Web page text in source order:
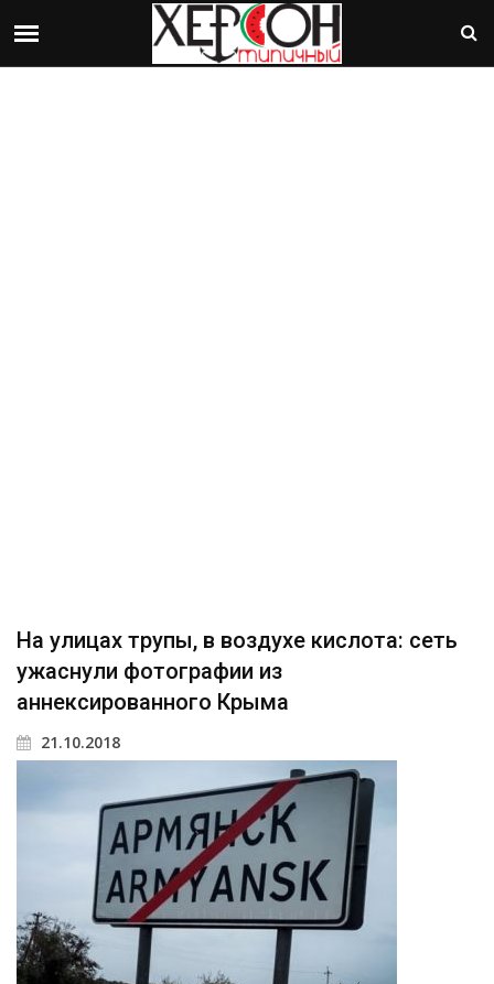
На улицах трупы, в воздухе кислота: сеть
ужаснули фотографии из
аннексированного Крыма
21.10.2018